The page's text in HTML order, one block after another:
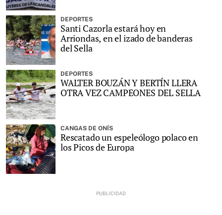
DEPORTES
Santi Cazorla estará hoy en
Arriondas, en el izado de banderas
del Sella
DEPORTES
WALTER BOUZÁN Y BERTÍN LLERA
OTRA VEZ CAMPEONES DEL SELLA
CANGAS DE ONÍS
Rescatado un espeleólogo polaco en
los Picos de Europa